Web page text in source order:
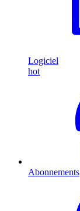
Logiciel
hot
Abonnements